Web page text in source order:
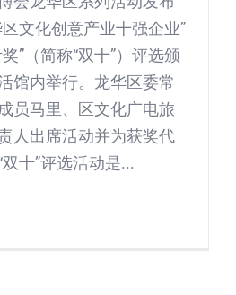
文化创意产业十强企业”
”（简称“双十”）评选颁
馆内举行。龙华区委常
员马里、区文化广电旅
人出席活动并为获奖代
十”评选活动是...